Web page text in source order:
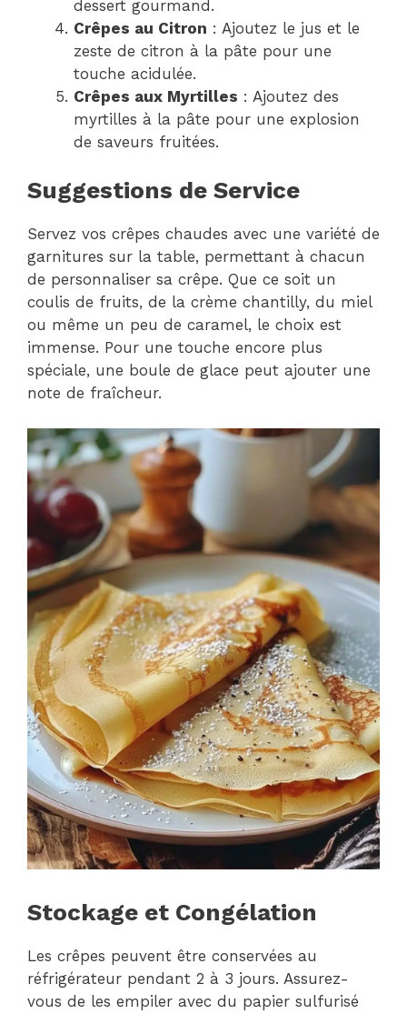
dessert gourmand.
Crêpes au Citron : Ajoutez le jus et le
zeste de citron à la pâte pour une
touche acidulée.
Crêpes aux Myrtilles : Ajoutez des
myrtilles à la pâte pour une explosion
de saveurs fruitées.
Suggestions de Service
Servez vos crêpes chaudes avec une variété de
garnitures sur la table, permettant à chacun
de personnaliser sa crêpe. Que ce soit un
coulis de fruits, de la crème chantilly, du miel
ou même un peu de caramel, le choix est
immense. Pour une touche encore plus
spéciale, une boule de glace peut ajouter une
note de fraîcheur.
Stockage et Congélation
Les crêpes peuvent être conservées au
réfrigérateur pendant 2 à 3 jours. Assurez-
vous de les empiler avec du papier sulfurisé